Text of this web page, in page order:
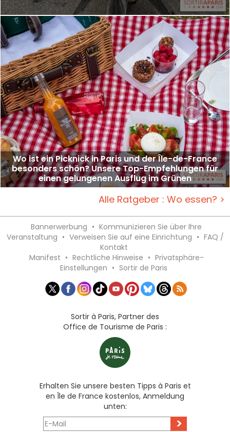
Wo ist ein Picknick in Paris und der Île-de-France
besonders schön? Unsere Top-Empfehlungen für
einen gelungenen Ausflug im Grünen
Alle Ratgeber : Wo essen? >
Bannerwerbung • Kommunizieren Sie über Ihre
Veranstaltung • Verweisen Sie auf eine Einrichtung • FAQ /
Kontakt
Manifest • Rechtliche Hinweise • Privatsphäre-
Einstellungen • Sortir de Paris
Sortir à Paris, Partner des
Office de Tourisme de Paris :
Erhalten Sie unsere besten Tipps à Paris et
en Île de France kostenlos, Anmeldung
unten:
>